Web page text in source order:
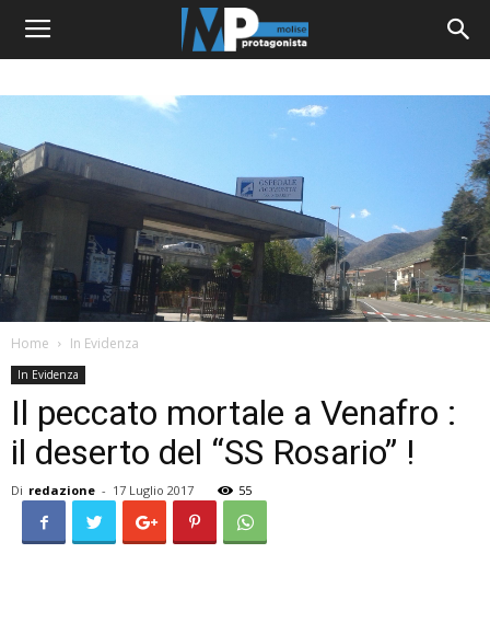
Home In Evidenza
In Evidenza
Il peccato mortale a Venafro :
il deserto del “SS Rosario” !
Di redazione - 17 Luglio 2017 55